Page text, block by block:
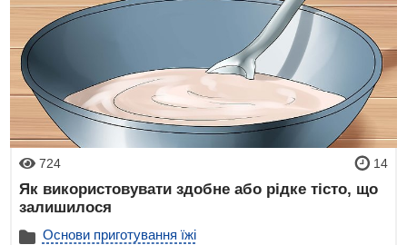
724 14
Як використовувати здобне або рідке тісто, що
залишилося
Основи приготування їжі